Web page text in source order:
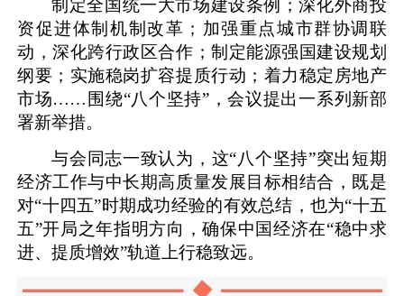
制定全国统一大市场建设条例；深化外商投
资促进体制机制改革；加强重点城市群协调联
动，深化跨行政区合作；制定能源强国建设规划
纲要；实施稳岗扩容提质行动；着力稳定房地产
市场……围绕“八个坚持”，会议提出一系列新部
署新举措。
与会同志一致认为，这“八个坚持”突出短期
经济工作与中长期高质量发展目标相结合，既是
对“十四五”时期成功经验的有效总结，也为“十五
五”开局之年指明方向，确保中国经济在“稳中求
进、提质增效”轨道上行稳致远。